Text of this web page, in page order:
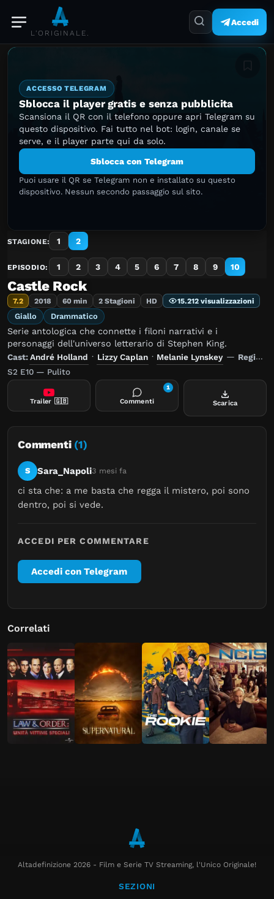
L'ORIGINALE.
Accedi
ACCESSO TELEGRAM
Sblocca il player gratis e senza pubblicita
Scansiona il QR con il telefono oppure apri Telegram su
questo dispositivo. Fai tutto nel bot: login, canale se
serve, e il player parte qui da solo.
Sblocca con Telegram
Puoi usare il QR se Telegram non e installato su questo
dispositivo. Nessun secondo passaggio sul sito.
STAGIONE: 1 2
EPISODIO: 1 2 3 4 5 6 7 8 9 10
Castle Rock
7.2 2018 60 min 2 Stagioni HD 15.212 visualizzazioni
Giallo Drammatico
Serie antologica che connette i filoni narrativi e i
personaggi dell'universo letterario di Stephen King.
Cast:André Holland · Lizzy Caplan · Melanie Lynskey — Regia:
S2 E10 — Pulito
Trailer 🇬🇧 Commenti
1
Scarica
Commenti (1)
S Sara_Napoli3 mesi fa
ci sta che: a me basta che regga il mistero, poi sono
dentro, poi si vede.
ACCEDI PER COMMENTARE
Accedi con Telegram
Correlati
Altadefinizione 2026 - Film e Serie TV Streaming, l'Unico Originale!
SEZIONI